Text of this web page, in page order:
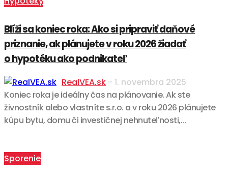
Blíži sa koniec roka: Ako si pripraviť daňové
priznanie, ak plánujete v roku 2026 žiadať
o hypotéku ako podnikateľ
RealVEA.sk - 1. novembra 2025
Koniec roka je ideálny čas na plánovanie. Ak ste
živnostník alebo vlastníte s.r.o. a v roku 2026 plánujete
kúpu bytu, domu či investičnej nehnuteľnosti,...
Sporenie